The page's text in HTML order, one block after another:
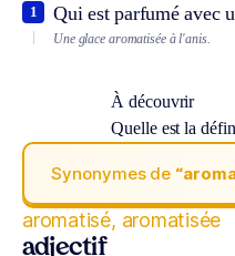
Qui est parfumé avec
1
Une glace aromatisée à l'anis.
À découvrir
Quelle est la
Synonymes de
aromatisé, aromatisée
adjectif